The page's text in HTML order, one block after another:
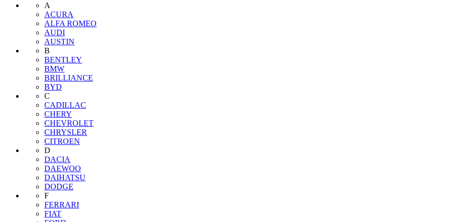
A
ACURA
ALFA ROMEO
AUDI
AUSTIN
B
BENTLEY
BMW
BRILLIANCE
BYD
C
CADILLAC
CHERY
CHEVROLET
CHRYSLER
CITROEN
D
DACIA
DAEWOO
DAIHATSU
DODGE
F
FERRARI
FIAT